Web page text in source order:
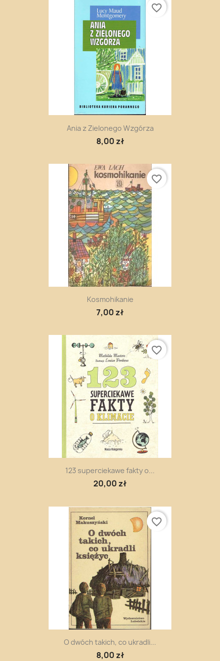
Ania z Zielonego Wzgórza
8,00 zł
favorite_border
Kosmohikanie
7,00 zł
favorite_border
123 superciekawe fakty o...
20,00 zł
favorite_border
O dwóch takich, co ukradli...
8,00 zł
favorite_border